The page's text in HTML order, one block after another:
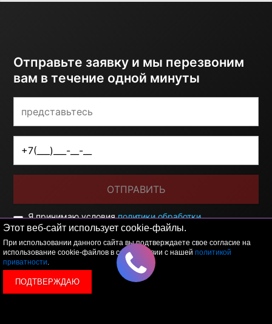
Этот веб-сайт использует cookie-файлы.
При использовании данного сайта вы подтверждаете свое согласие на
использование cookie-файлов в соответствии с нашей политикой
приватности.
ПОДТВЕРЖДАЮ
Отправьте заявку и мы перезвоним
вам в течение одной минуты
ОТПРАВИТЬ
Я принимаю условияполитики обработки
персональных данных